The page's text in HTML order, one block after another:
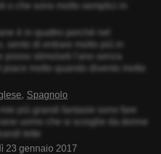
o che sono molto semplici in
è in quattro perché nel
sento di entrare molto più in
posso stimolarti l'ano senza
piace molto quando divento molto
Spagnolo
più grandi fantasie sono fare
uomo che si scioglie da donne
tette
23 gennaio 2017